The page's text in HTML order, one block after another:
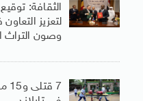
الثقافة:
لتعزيز
وصون التراث
7